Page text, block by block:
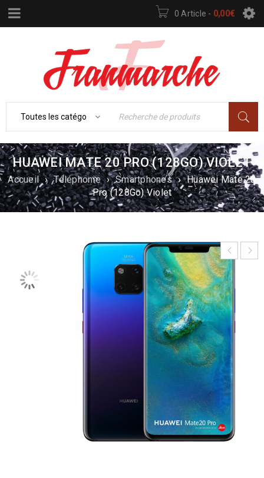
0 Article - 0,00€
HUAWEI MATE 20 PRO (128GO) VIOLET
Accueil › Téléphonie › Smartphones › Huawei Mate 20
Pro (128Go) Violet